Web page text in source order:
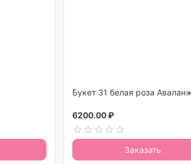
Букет 31 белая роза
6200.00 ₽
Заказать